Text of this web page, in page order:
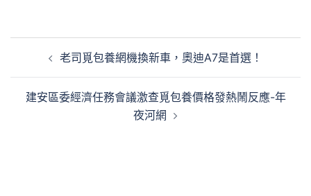
覽
老司覓包養網機換新車，奧迪A7是首選！
建安區委經濟任務會議激查覓包養價格發熱鬧反應-年
夜河網